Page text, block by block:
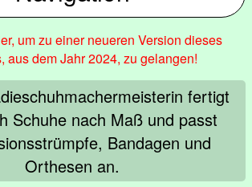
um zu einer neueren Version dieses
aus dem Jahr 2024, zu gelangen!
fertigt
Schuhe nach Maß und passt
Bandagen und
Orthesen an.